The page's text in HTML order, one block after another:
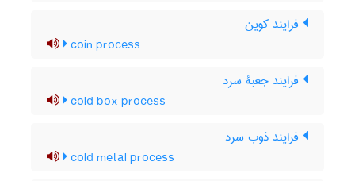
فرایند کوین
coin process
فرایند جعبۀ سرد
cold box process
فرایند ذوب سرد
cold metal process